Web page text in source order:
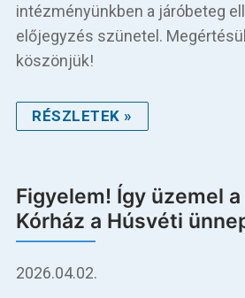
intézményünkben a járóbeteg
előjegyzés szünetel.
köszönjük!
RÉSZLETEK »
Figyelem! Így üzemel
Kórház a Húsvéti
2026.04.02.